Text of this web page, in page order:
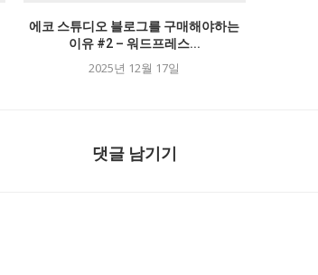
에코 스튜디오 블로그를 구매해야하는
이유 #2 – 워드프레스...
2025년 12월 17일
댓글 남기기